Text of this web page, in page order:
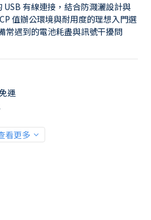
USB 有線連接，結合防濺灑設計與
值辦公環境與耐用度的理想入門選
常遇到的電池耗盡與訊號干擾問
運
看更多